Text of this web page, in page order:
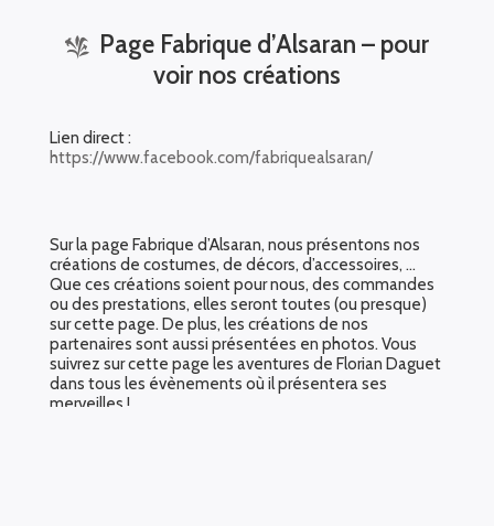
Page Fabrique d’Alsaran – pour
voir nos créations
Lien direct :
https://www.facebook.com/fabriquealsaran/
Sur la page Fabrique d’Alsaran, nous présentons nos
créations de costumes, de décors, d’accessoires, …
Que ces créations soient pour nous, des commandes
ou des prestations, elles seront toutes (ou presque)
sur cette page. De plus, les créations de nos
partenaires sont aussi présentées en photos. Vous
suivrez sur cette page les aventures de Florian Daguet
dans tous les évènements où il présentera ses
merveilles !